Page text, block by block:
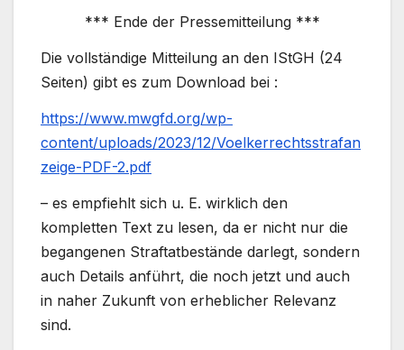
*** Ende der Pressemitteilung ***
Die vollständige Mitteilung an den IStGH (24
Seiten) gibt es zum Download bei :
https://www.mwgfd.org/wp-
content/uploads/2023/12/Voelkerrechtsstrafan
zeige-PDF-2.pdf
– es empfiehlt sich u. E. wirklich den
kompletten Text zu lesen, da er nicht nur die
begangenen Straftatbestände darlegt, sondern
auch Details anführt, die noch jetzt und auch
in naher Zukunft von erheblicher Relevanz
sind.